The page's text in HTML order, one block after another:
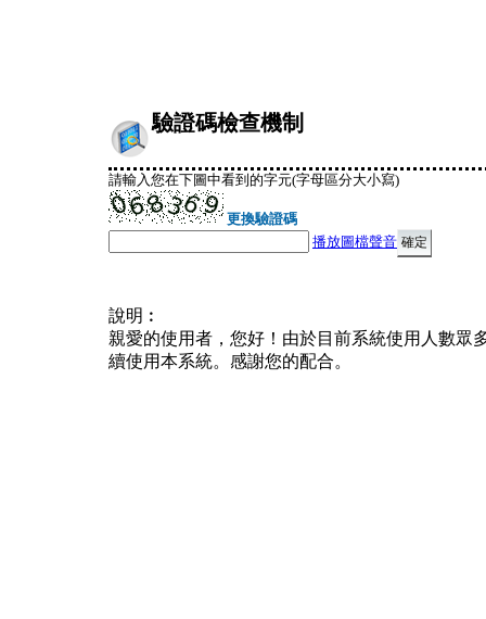
驗證碼檢查機制
請輸入您在下圖中看到的字元(字母區分大小寫)
更換驗證碼
播放圖檔聲音
說明︰
親愛的使用者，您好！由於目前系統使用人數眾
續使用本系統。感謝您的配合。